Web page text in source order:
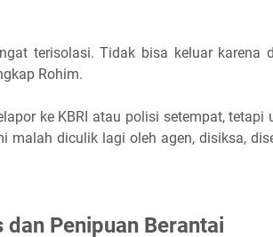
terisolasi. Tidak bisa keluar karena
Rohim.
ke KBRI atau polisi setempat, tetapi
malah diculik lagi oleh agen, disiksa,
Penipuan Berantai